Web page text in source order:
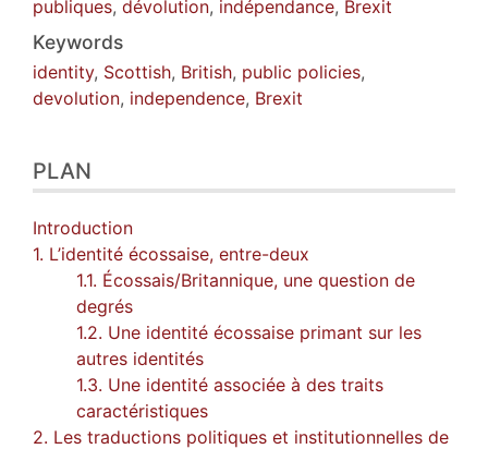
publiques, dévolution, indépendance, Brexit
Keywords
identity, Scottish, British, public policies,
devolution, independence, Brexit
PLAN
Introduction
1. L’identité écossaise, entre-deux
1.1. Écossais/Britannique, une question de
degrés
1.2. Une identité écossaise primant sur les
autres identités
1.3. Une identité associée à des traits
caractéristiques
2. Les traductions politiques et institutionnelles de